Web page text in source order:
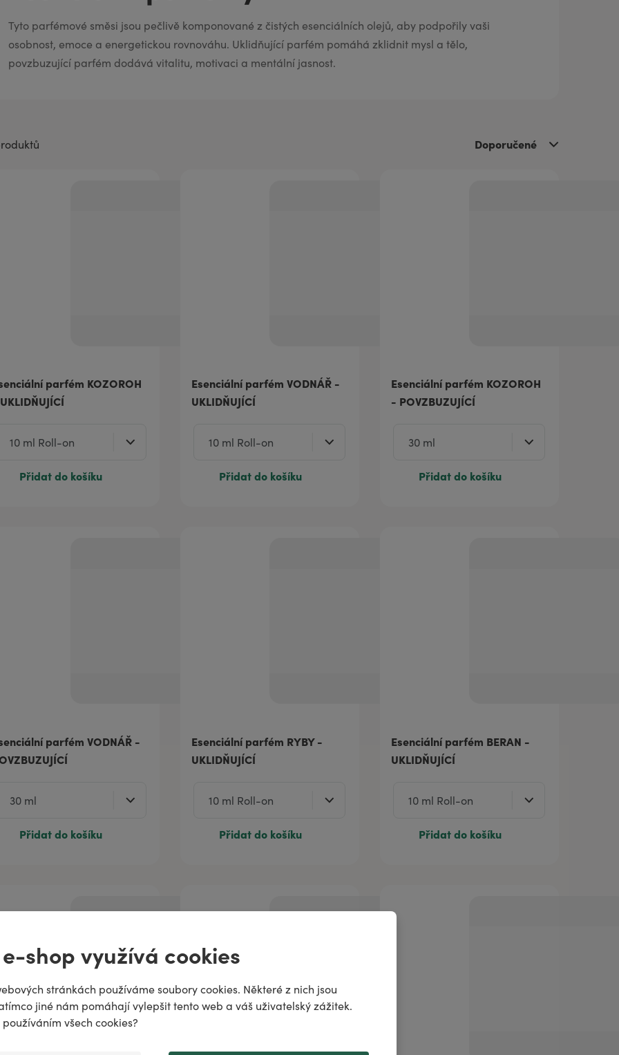
shop využívá cookies
stránkách používáme soubory cookies. Některé z nich jsou
jiné nám pomáhají vylepšit tento web a váš uživatelský zážitek.
používáním všech cookies?
aromaterapii
Tyto parfémové směsi jsou pečlivě komponované z čistých esenciálních olejů, aby podpořily vaši
osobnost, emoce a energetickou rovnováhu. Uklidňující parfém pomáhá zklidnit mysl a tělo,
povzbuzující parfém dodává vitalitu, motivaci a mentální jasnost.
Doporučené
parfém KOZOROH
Přidat do košíku
Esenciální parfém VODNÁŘ -
UKLIDŇUJÍCÍ
Přidat do košíku
Esenciální parfém KOZOROH
- POVZBUZUJÍCÍ
Přidat do košíku
parfém VODNÁŘ -
Přidat do košíku
Esenciální parfém RYBY -
UKLIDŇUJÍCÍ
Přidat do košíku
Esenciální parfém BERAN -
UKLIDŇUJÍCÍ
Přidat do košíku
♌️✨